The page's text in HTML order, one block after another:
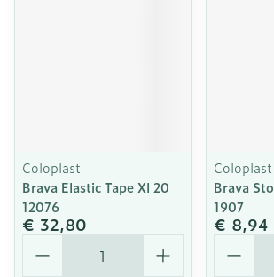
Coloplast
Brava Elastic Tape Xl 20
12076
€ 32,80
Aantal
Coloplast
Brava
1907
€ 8,94
Aantal